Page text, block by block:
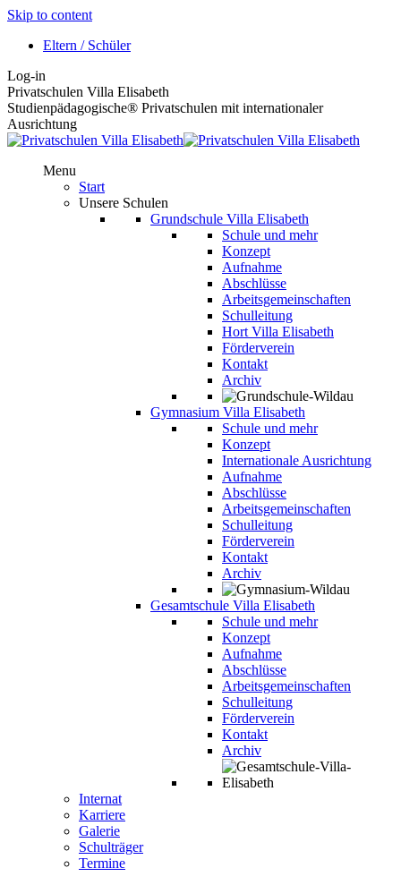
Skip to content
Eltern / Schüler
Log-in
Privatschulen Villa Elisabeth
Studienpädagogische® Privatschulen mit internationaler
Ausrichtung
Menu
Start
Unsere Schulen
Grundschule Villa Elisabeth
Schule und mehr
Konzept
Aufnahme
Abschlüsse
Arbeitsgemeinschaften
Schulleitung
Hort Villa Elisabeth
Förderverein
Kontakt
Archiv
Gymnasium Villa Elisabeth
Schule und mehr
Konzept
Internationale Ausrichtung
Aufnahme
Abschlüsse
Arbeitsgemeinschaften
Schulleitung
Förderverein
Kontakt
Archiv
Gesamtschule Villa Elisabeth
Schule und mehr
Konzept
Aufnahme
Abschlüsse
Arbeitsgemeinschaften
Schulleitung
Förderverein
Kontakt
Archiv
Internat
Karriere
Galerie
Schulträger
Termine